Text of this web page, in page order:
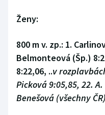
Ženy:
800 m v. zp.: 1.
Belmonteová (Šp.)
8:22,06, ..v
Picková 9:05,85, 22.
Benešová (všechny